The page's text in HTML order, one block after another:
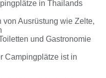
in Thailands
Ausrüstung wie Zelte,
und Gastronomie
Campingplätze ist in